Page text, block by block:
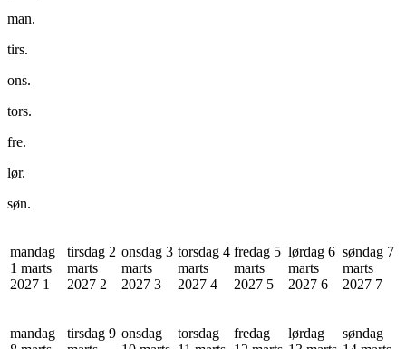
man.
tirs.
ons.
tors.
fre.
lør.
søn.
mandag
1 marts
2027 1
tirsdag 2
marts
2027 2
onsdag 3
marts
2027 3
torsdag 4
marts
2027 4
fredag 5
marts
2027 5
lørdag 6
marts
2027 6
søndag 7
marts
2027 7
mandag
tirsdag 9 onsdag
torsdag
fredag
lørdag
søndag